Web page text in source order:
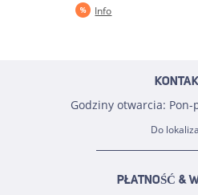
Info
Godziny otwarcia: Pon-
Do
PŁATNOŚĆ &